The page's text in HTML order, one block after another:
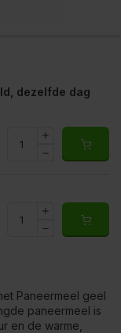
dezelfde dag
Paneermeel geel
paneermeel is
en de warme,